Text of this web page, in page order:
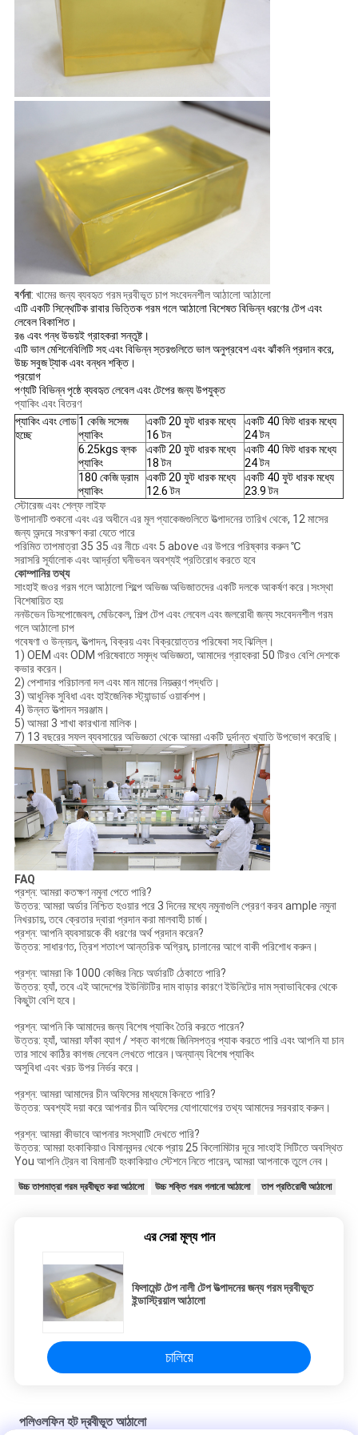
বর্ণনা: খামের জন্য ব্যবহৃত গরম দ্রবীভূত চাপ সংবেদনশীল আঠালো আঠালো
এটি একটি সিন্থেটিক রাবার ভিত্তিক গরম গলে আঠালো বিশেষত বিভিন্ন ধরণের টেপ এবং
লেবেল বিকাশিত।
রঙ এবং গন্ধ উভয়ই গ্রাহকরা সন্তুষ্ট।
এটি ভাল মেশিনেবিলিটি সহ এবং বিভিন্ন স্তরগুলিতে ভাল অনুপ্রবেশ এবং ঝাঁকনি প্রদান করে,
উচ্চ সবুজ ট্যাক এবং বন্ধন শক্তি।
প্রয়োগ
পণ্যটি বিভিন্ন পৃষ্ঠে ব্যবহৃত লেবেল এবং টেপের জন্য উপযুক্ত
প্যাকিং এবং বিতরণ
প্যাকিং এবং লোড
হচ্ছে
1 কেজি সসেজ
প্যাকিং
একটি 20 ফুট ধারক মধ্যে
16 টন
একটি 40 ফিট ধারক মধ্যে
24 টন
6.25kgs ব্লক
প্যাকিং
একটি 20 ফুট ধারক মধ্যে
18 টন
একটি 40 ফিট ধারক মধ্যে
24 টন
180 কেজি ড্রাম
প্যাকিং
একটি 20 ফুট ধারক মধ্যে
12.6 টন
একটি 40 ফুট ধারক মধ্যে
23.9 টন
স্টোরেজ এবং শেল্ফ লাইফ
উপাদানটি শুকনো এবং এর অধীনে এর মূল প্যাকেজগুলিতে উত্পাদনের তারিখ থেকে, 12 মাসের
জন্য অন্দরে সংরক্ষণ করা যেতে পারে
পরিমিত তাপমাত্রা 35 35 এর নীচে এবং 5 above এর উপরে পরিষ্কার করুন ℃
সরাসরি সূর্যালোক এবং আর্দ্রতা ঘনীভবন অবশ্যই প্রতিরোধ করতে হবে
কোম্পানির তথ্য
সাংহাই জওর গরম গলে আঠালো শিল্পে অভিজ্ঞ অভিজাতদের একটি দলকে আকর্ষণ করে।সংস্থা
বিশেষায়িত হয়
ননউভেন ডিসপোজেবল, মেডিকেল, শিল্প টেপ এবং লেবেল এবং জলরোধী জন্য সংবেদনশীল গরম
গলে আঠালো চাপ
গবেষণা ও উন্নয়ন, উত্পাদন, বিক্রয় এবং বিক্রয়োত্তর পরিষেবা সহ ঝিল্লি।
1) OEM এবং ODM পরিষেবাতে সমৃদ্ধ অভিজ্ঞতা, আমাদের গ্রাহকরা 50 টিরও বেশি দেশকে
কভার করেন।
2) পেশাদার পরিচালনা দল এবং মান মানের নিয়ন্ত্রণ পদ্ধতি।
3) আধুনিক সুবিধা এবং হাইজেনিক স্ট্যান্ডার্ড ওয়ার্কশপ।
4) উন্নত উত্পাদন সরঞ্জাম।
5) আমরা 3 শাখা কারখানা মালিক।
7) 13 বছরের সফল ব্যবসায়ের অভিজ্ঞতা থেকে আমরা একটি দুর্দান্ত খ্যাতি উপভোগ করেছি।
FAQ
প্রশ্ন: আমরা কতক্ষণ নমুনা পেতে পারি?
উত্তর: আমরা অর্ডার নিশ্চিত হওয়ার পরে 3 দিনের মধ্যে নমুনাগুলি প্রেরণ করব ample নমুনা
নিখরচায়, তবে ক্রেতার দ্বারা প্রদান করা মালবাহী চার্জ।
প্রশ্ন: আপনি ব্যবসায়কে কী ধরণের অর্থ প্রদান করেন?
উত্তর: সাধারণত, ত্রিশ শতাংশ আন্তরিক অগ্রিম, চালানের আগে বাকী পরিশোধ করুন।
প্রশ্ন: আমরা কি 1000 কেজির নিচে অর্ডারটি ঠেকাতে পারি?
উত্তর: হ্যাঁ, তবে এই আদেশের ইউনিটটির দাম বাড়ার কারণে ইউনিটের দাম স্বাভাবিকের থেকে
কিছুটা বেশি হবে।
প্রশ্ন: আপনি কি আমাদের জন্য বিশেষ প্যাকিং তৈরি করতে পারেন?
উত্তর: হ্যাঁ, আমরা ফাঁকা ব্যাগ / শক্ত কাগজে জিনিসপত্র প্যাক করতে পারি এবং আপনি যা চান
তার সাথে কাঠির কাগজ লেবেল লেখতে পারেন।অন্যান্য বিশেষ প্যাকিং
অসুবিধা এবং খরচ উপর নির্ভর করে।
প্রশ্ন: আমরা আমাদের চীন অফিসের মাধ্যমে কিনতে পারি?
উত্তর: অবশ্যই দয়া করে আপনার চীন অফিসের যোগাযোগের তথ্য আমাদের সরবরাহ করুন।
প্রশ্ন: আমরা কীভাবে আপনার সংস্থাটি দেখতে পারি?
উত্তর: আমরা হংকাকিয়াও বিমানবন্দর থেকে প্রায় 25 কিলোমিটার দূরে সাংহাই সিটিতে অবস্থিত
You আপনি ট্রেন বা বিমানটি হংকাকিয়াও স্টেশনে নিতে পারেন, আমরা আপনাকে তুলে নেব।
উচ্চ তাপমাত্রা গরম দ্রবীভূত করা আঠালো উচ্চ শক্তি গরম গলানো আঠালো তাপ প্রতিরোধী আঠালো
এর সেরা মূল্য পান
ফিলামেন্ট টেপ নালী টেপ উত্পাদনের জন্য গরম দ্রবীভূত
ইন্ডাস্ট্রিয়াল আঠালো
চালিয়ে
পলিওলফিন হট দ্রবীভূত আঠালো